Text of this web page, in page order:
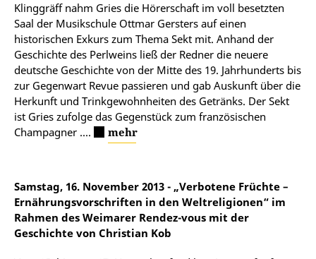
Klinggräff nahm Gries die Hörerschaft im voll besetzten
Saal der Musikschule Ottmar Gersters auf einen
historischen Exkurs zum Thema Sekt mit. Anhand der
Geschichte des Perlweins ließ der Redner die neuere
deutsche Geschichte von der Mitte des 19. Jahrhunderts bis
zur Gegenwart Revue passieren und gab Auskunft über die
Herkunft und Trinkgewohnheiten des Getränks. Der Sekt
ist Gries zufolge das Gegenstück zum französischen
Champagner ....
mehr
Samstag, 16. November 2013 - „Verbotene Früchte –
Ernährungsvorschriften in den Weltreligionen“ im
Rahmen des Weimarer Rendez-vous mit der
Geschichte von Christian Kob